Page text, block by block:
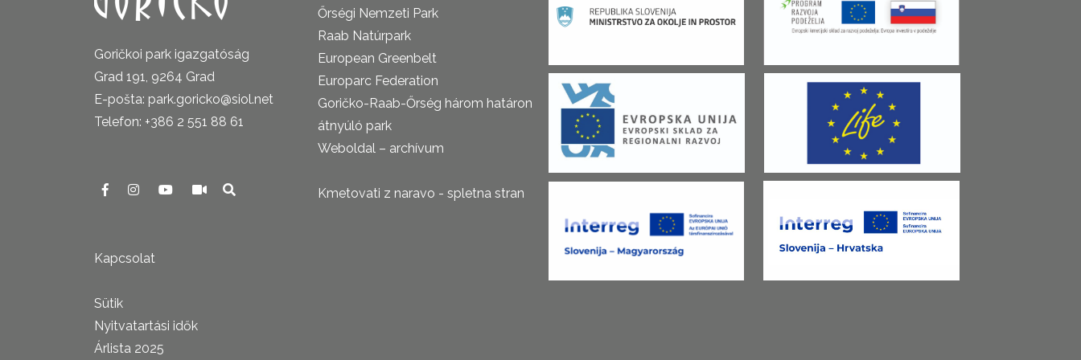
Goričkoi park igazgatóság
Grad 191, 9264 Grad
E-pošta: park.goricko@siol.net
Telefon: +386 2 551 88 61
Kapcsolat
Sütik
Nyitvatartási idők
Árlista 2025
Őrségi Nemzeti Park
Raab Natúrpark
European Greenbelt
Europarc Federation
Goričko-Raab-Őrség három határon
átnyúló park
Weboldal – archívum
Kmetovati z naravo - spletna stran